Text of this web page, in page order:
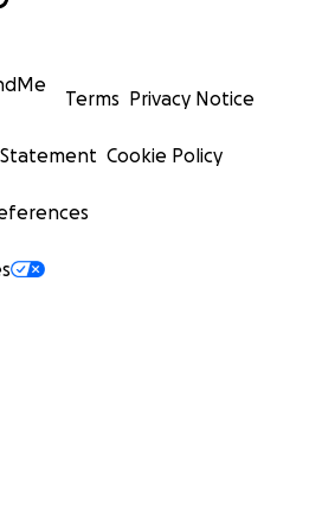
Terms Privacy Notice
Cookie Policy